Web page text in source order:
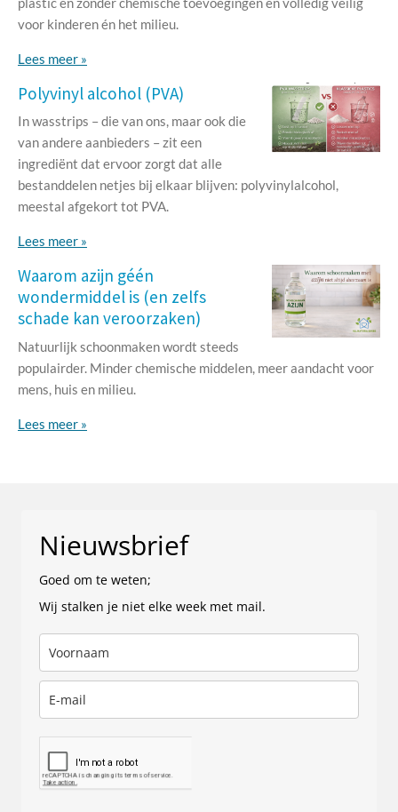
voor kinderen én het milieu.
Lees meer »
Polyvinyl alcohol (PVA)
In wasstrips – die van ons, maar ook die
van andere aanbieders – zit een
ingrediënt dat ervoor zorgt dat alle
bestanddelen netjes bij elkaar blijven: polyvinylalcohol,
meestal afgekort tot PVA.
Lees meer »
Waarom azijn géén
wondermiddel is (en zelfs
schade kan veroorzaken)
Natuurlijk schoonmaken wordt steeds
populairder. Minder chemische middelen, meer aandacht voor
mens, huis en milieu.
Lees meer »
Nieuwsbrief
Goed om te weten;
Wij stalken je niet elke week met mail.